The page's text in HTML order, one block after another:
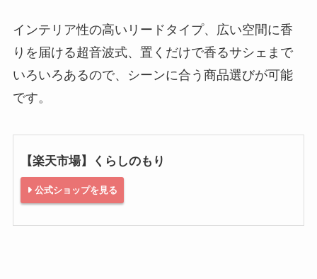
インテリア性の高いリードタイプ、広い空間に香
りを届ける超音波式、置くだけで香るサシェまで
いろいろあるので、シーンに合う商品選びが可能
です。
【楽天市場】くらしのもり
公式ショップを見る